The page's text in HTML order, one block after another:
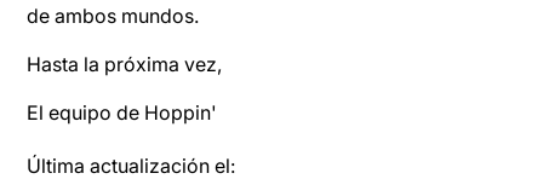
de ambos mundos.
Hasta la próxima vez,
El equipo de Hoppin'
Última actualización el: